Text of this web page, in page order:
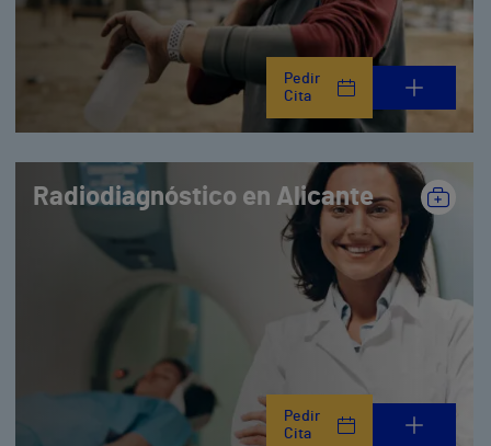
Pedir
Cita
Radiodiagnóstico en Alicante
Pedir
Cita